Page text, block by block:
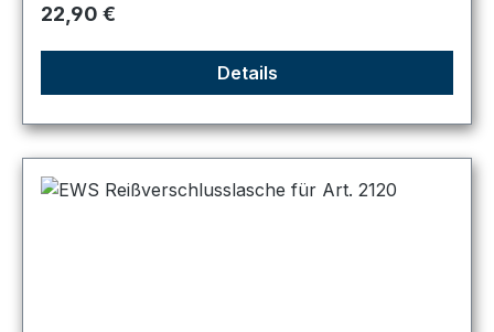
Regulärer Preis:
22,90 €
Details